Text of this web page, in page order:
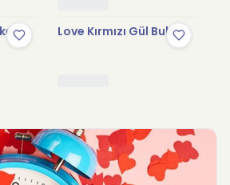
Love Kırmızı Gül Buketi